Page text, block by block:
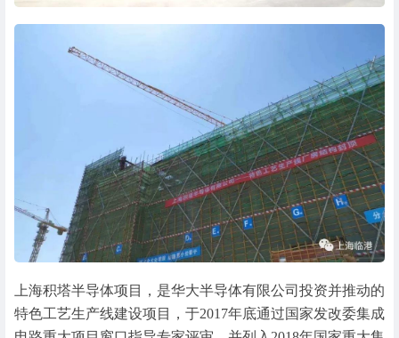
上海积塔半导体项目，是华大半导体有限公司投资并推动的
特色工艺生产线建设项目，于2017年底通过国家发改委集成